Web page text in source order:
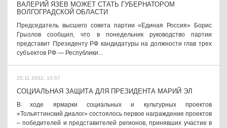
ВАЛЕРИЙ ЯЗЕВ МОЖЕТ СТАТЬ ГУБЕРНАТОРОМ
ВОЛГОГРАДСКОЙ ОБЛАСТИ
Председатель высшего совета партии «Единая Россия» Борис
Грызлов сообщил, что в понедельник руководство партии
представит Президенту РФ кандидатуры на должности глав трех
субъектов РФ — Республики...
25.11.2002, 10:57
СОЦИАЛЬНАЯ ЗАЩИТА ДЛЯ ПРЕЗИДЕНТА МАРИЙ ЭЛ
В ходе ярмарки социальных и культурных проектов
«Тольяттинский диалог» состоялось первое награждение проектов
– победителей и представителей регионов, принявших участие в